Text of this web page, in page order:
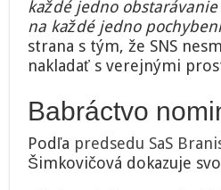
každé jedno
na každé jedno
strana s tým, že SNS
nakladať s verejnými
Babráctvo
Podľa predsedu SaS
Šimkovičová dokazuje